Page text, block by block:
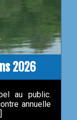
2026
au public.
annuelle